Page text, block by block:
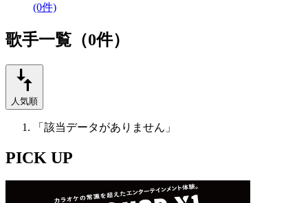
(0件)
歌手一覧（0件）
人気順
「該当データがありません」
PICK UP